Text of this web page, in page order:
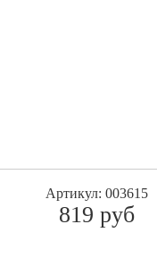
Артикул: 003615
819 pуб